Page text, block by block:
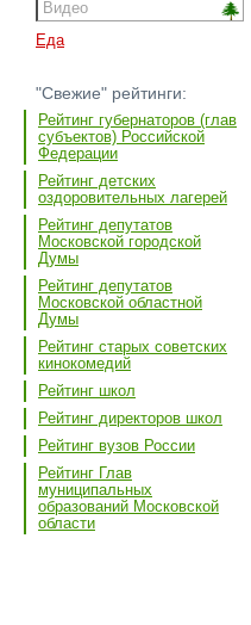
Еда
"Свежие" рейтинги:
Рейтинг губернаторов (глав
субъектов) Российской
Федерации
Рейтинг детских
оздоровительных лагерей
Рейтинг депутатов
Московской городской
Думы
Рейтинг депутатов
Московской областной
Думы
Рейтинг старых советских
кинокомедий
Рейтинг школ
Рейтинг директоров школ
Рейтинг вузов России
Рейтинг Глав
муниципальных
образований Московской
области